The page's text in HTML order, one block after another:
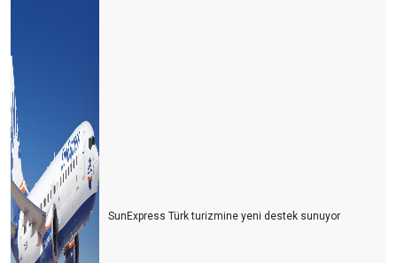
‘COMEBACK ALMANYA’
Turizm çalışanlarının koşulları cazip hale getirilmeli
Paket turda en büyük maliyeti ulaşım ve konaklama oluşturuyor
Kış döneminde Antalya turizminde 3 ülke öne çıktı
Unuttuk mu?
SunExpress Türk turizmine yeni destek sunuyor